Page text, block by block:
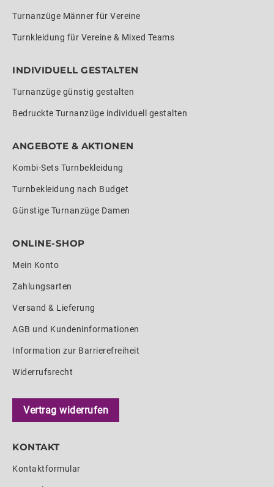
Turnanzüge Männer für Vereine
Turnkleidung für Vereine & Mixed Teams
INDIVIDUELL GESTALTEN
Turnanzüge günstig gestalten
Bedruckte Turnanzüge individuell gestalten
ANGEBOTE & AKTIONEN
Kombi-Sets Turnbekleidung
Turnbekleidung nach Budget
Günstige Turnanzüge Damen
ONLINE-SHOP
Mein Konto
Zahlungsarten
Versand & Lieferung
AGB und Kundeninformationen
Information zur Barrierefreiheit
Widerrufsrecht
Vertrag widerrufen
KONTAKT
Kontaktformular